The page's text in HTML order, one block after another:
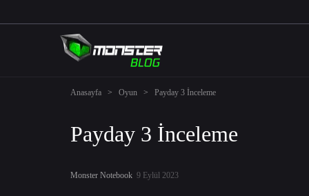
Anasayfa > Oyun > Payday 3 İnceleme
Payday 3 İnceleme
Monster Notebook 9 Eylül 2023